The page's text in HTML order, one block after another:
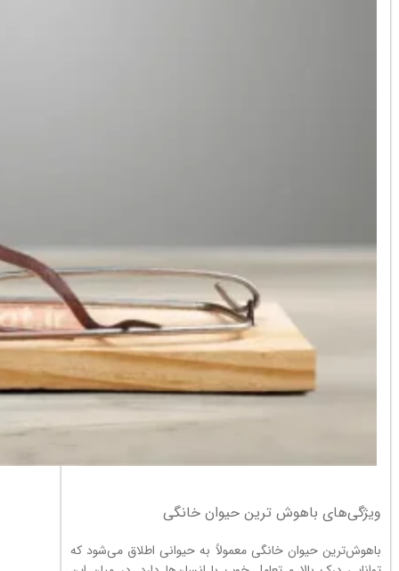
ویژگی‌های باهوش ترین حیوان خانگی
باهوش‌ترین حیوان خانگی معمولاً به حیوانی اطلاق می‌شود که